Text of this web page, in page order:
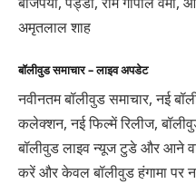
अमृतलाल शाह
बॉलीवुड समाचार – लाइव अपडेट
नवीनतम बॉलीवुड समाचार, नई
कलेक्शन, नई फिल्में रिलीज,
बॉलीवुड लाइव न्यूज टुडे और आने
करें और केवल बॉलीवुड हंगामा पर